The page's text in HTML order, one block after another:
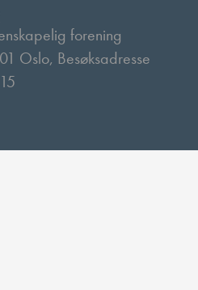
forening
Oslo, Besøksadresse